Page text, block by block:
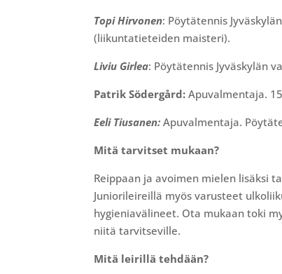
Topi Hirvonen: Pöytätennis
(liikuntatieteiden maisteri).
Liviu Girlea: Pöytätennis Jyväskylän
Patrik Södergård: Apuvalmentaja.
Eeli Tiusanen:Apuvalmentaja.
Mitä tarvitset mukaan?
Reippaan ja avoimen mielen lisäksi
Juniorileireillä myös varusteet
hygieniavälineet. Ota mukaan toki
niitä tarvitseville.
Mitä leirillä tehdään?